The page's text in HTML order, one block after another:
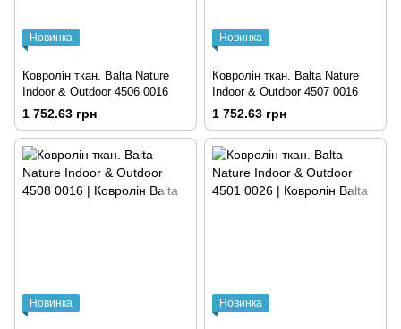
Новинка
Ковролін ткан. Balta Nature
Indoor & Outdoor 4506 0016
1 752.63 грн
Новинка
Ковролін ткан. Balta Nature
Indoor & Outdoor 4507 0016
1 752.63 грн
Новинка Новинка